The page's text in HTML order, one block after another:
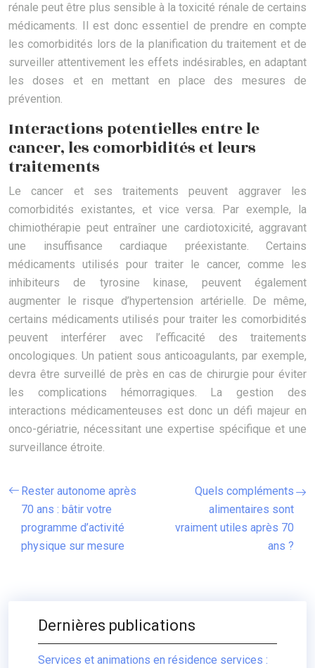
rénale peut être plus sensible à la toxicité rénale de certains
médicaments. Il est donc essentiel de prendre en compte
les comorbidités lors de la planification du traitement et de
surveiller attentivement les effets indésirables, en adaptant
les doses et en mettant en place des mesures de
prévention.
Interactions potentielles entre le
cancer, les comorbidités et leurs
traitements
Le cancer et ses traitements peuvent aggraver les
comorbidités existantes, et vice versa. Par exemple, la
chimiothérapie peut entraîner une cardiotoxicité, aggravant
une insuffisance cardiaque préexistante. Certains
médicaments utilisés pour traiter le cancer, comme les
inhibiteurs de tyrosine kinase, peuvent également
augmenter le risque d’hypertension artérielle. De même,
certains médicaments utilisés pour traiter les comorbidités
peuvent interférer avec l’efficacité des traitements
oncologiques. Un patient sous anticoagulants, par exemple,
devra être surveillé de près en cas de chirurgie pour éviter
les complications hémorragiques. La gestion des
interactions médicamenteuses est donc un défi majeur en
onco-gériatrie, nécessitant une expertise spécifique et une
surveillance étroite.
Rester autonome après
70 ans : bâtir votre
programme d’activité
physique sur mesure
Quels compléments
alimentaires sont
vraiment utiles après 70
ans ?
Dernières publications
Services et animations en résidence services :